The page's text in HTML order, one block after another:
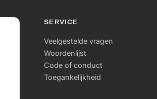
langetermijnimpact en
SERVICE
Veelgestelde vragen
Woordenlijst
Code of conduct
Toegankelijkheid